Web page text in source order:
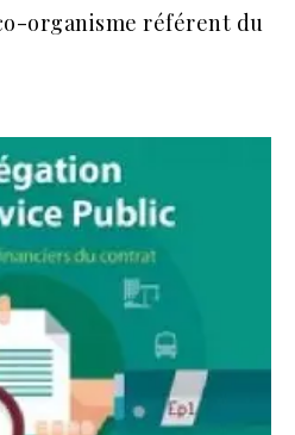
organisme référent du